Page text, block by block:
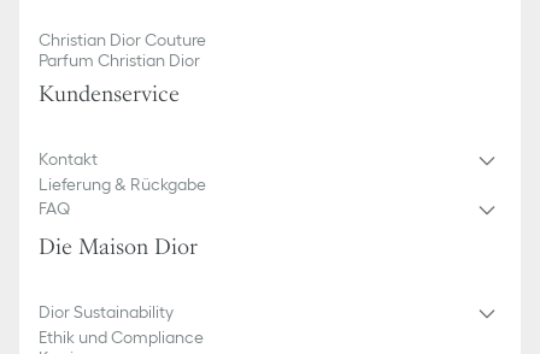
Christian Dior Couture
Parfum Christian Dior
Kundenservice​
Kontakt
Lieferung & Rückgabe
FAQ
Die Maison Dior
Dior Sustainability
Ethik und Compliance